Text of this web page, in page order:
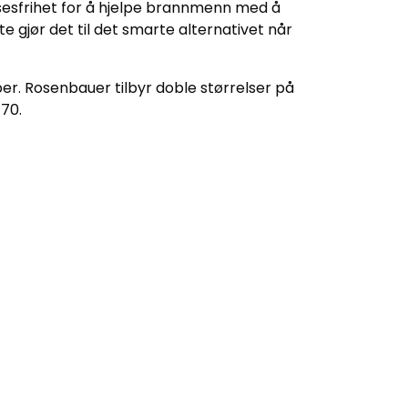
for å hjelpe brannmenn med å
gjør det til det smarte alternativet når
Rosenbauer tilbyr doble størrelser på